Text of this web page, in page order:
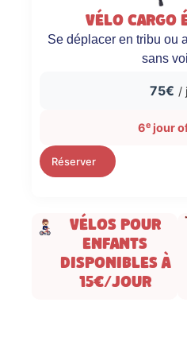
Vélo Cargo
Se déplacer en tribu ou
sans
75€ /
6e jour
Réserver
Vélos pour
enfants
disponibles à
15€/jour